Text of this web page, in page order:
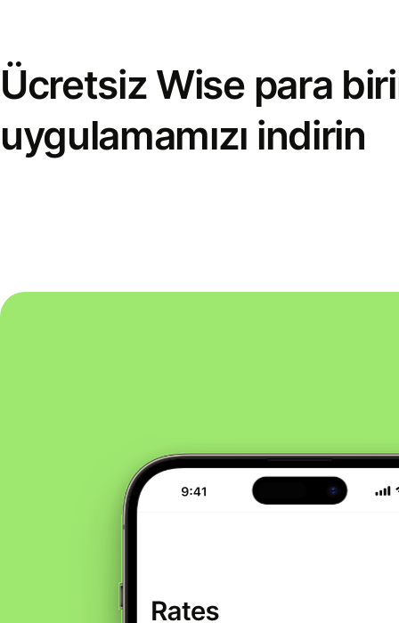
Ücretsiz Wise para
uygulamamızı indirin